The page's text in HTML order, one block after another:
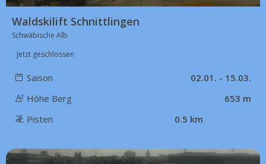
Waldskilift Schnittlingen
Schwäbische Alb
Jetzt geschlossen
Saison
02.01. - 15.03.
Höhe Berg
653 m
Pisten
0.5 km